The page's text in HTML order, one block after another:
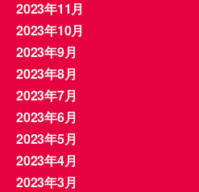
2023年11月
2023年10月
2023年9月
2023年8月
2023年7月
2023年6月
2023年5月
2023年4月
2023年3月